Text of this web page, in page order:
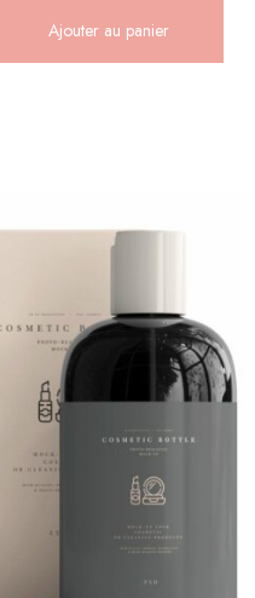
Ajouter au panier